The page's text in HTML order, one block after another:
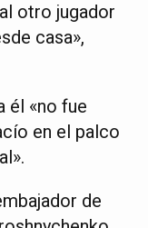
otro jugador
casa»,
él «no fue
en el palco
de